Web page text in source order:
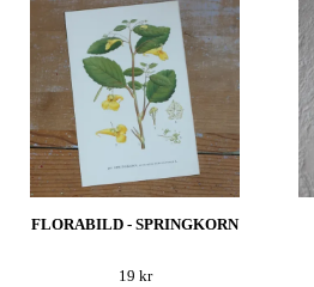
FLORABILD - SPRINGKORN
19 kr